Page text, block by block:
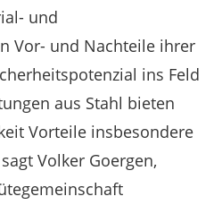
und
Vor- und Nachteile ihrer
ins Feld
aus Stahl bieten
Vorteile insbesondere
Volker Goergen,